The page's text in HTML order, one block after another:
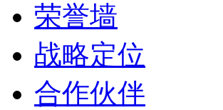
荣誉墙
战略定位
合作伙伴